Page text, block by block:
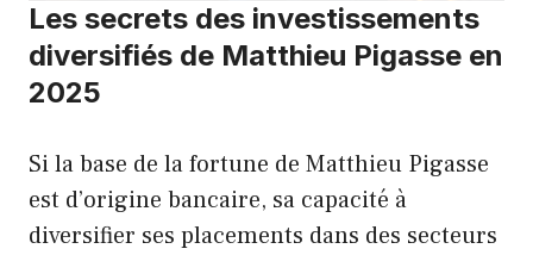
Les secrets des investissements
diversifiés de Matthieu Pigasse en
2025
Si la base de la fortune de Matthieu Pigasse
est d’origine bancaire, sa capacité à
diversifier ses placements dans des secteurs